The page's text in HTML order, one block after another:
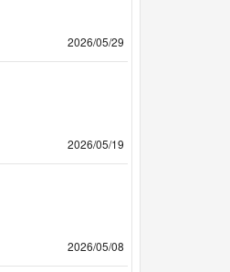
2026/05/29
2026/05/19
2026/05/08